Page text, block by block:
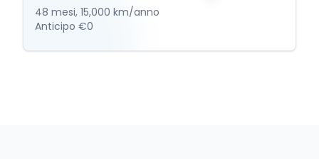
48 mesi, 15,000 km/anno
Anticipo €0